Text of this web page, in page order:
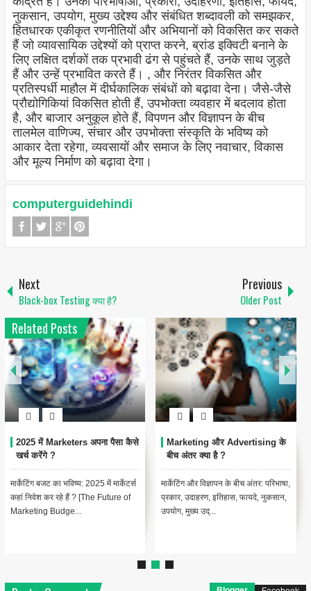
नुकसान, उपयोग, मुख्य उद्देश्य और संबंधित शब्दावली को समझकर,
हितधारक एकीकृत रणनीतियों और अभियानों को विकसित कर सकते
हैं जो व्यावसायिक उद्देश्यों को प्राप्त करने, ब्रांड इक्विटी बनाने के
लिए लक्षित दर्शकों तक प्रभावी ढंग से पहुंचते हैं, उनके साथ जुड़ते
हैं और उन्हें प्रभावित करते हैं। , और निरंतर विकसित और
प्रतिस्पर्धी माहौल में दीर्घकालिक संबंधों को बढ़ावा देना। जैसे-जैसे
प्रौद्योगिकियां विकसित होती हैं, उपभोक्ता व्यवहार में बदलाव होता
है, और बाजार अनुकूल होते हैं, विपणन और विज्ञापन के बीच
तालमेल वाणिज्य, संचार और उपभोक्ता संस्कृति के भविष्य को
आकार देता रहेगा, व्यवसायों और समाज के लिए नवाचार, विकास
और मूल्य निर्माण को बढ़ावा देगा।
computerguidehindi
Next
Black-box Testing क्या है?
Previous
Older Post
Related Posts
2025 में Marketers अपना पैसा कैसे
खर्च करेंगे ?
मार्केटिंग बजट का भविष्य: 2025 में मार्केटर्स
कहां निवेश कर रहे हैं ? [The Future of
Marketing Budge...
Marketing और Advertising के
बीच अंतर क्या है ?
मार्केटिंग और विज्ञापन के बीच अंतर: परिभाषा,
प्रकार, उदाहरण, इतिहास, फायदे, नुकसान,
उपयोग, मुख्य उद्...